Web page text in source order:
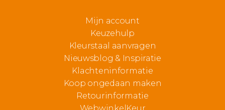
Mijn account
Keuzehulp
Kleurstaal aanvragen
Nieuwsblog & Inspiratie
Klachteninformatie
Koop ongedaan maken
Retourinformatie
WebwinkelKeur